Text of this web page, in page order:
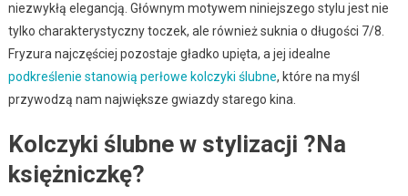
niezwykłą elegancją. Głównym motywem niniejszego stylu jest nie
tylko charakterystyczny toczek, ale również suknia o długości 7/8.
Fryzura najczęściej pozostaje gładko upięta, a jej idealne
podkreślenie stanowią perłowe kolczyki ślubne, które na myśl
przywodzą nam największe gwiazdy starego kina.
Kolczyki ślubne w stylizacji ?Na
księżniczkę?